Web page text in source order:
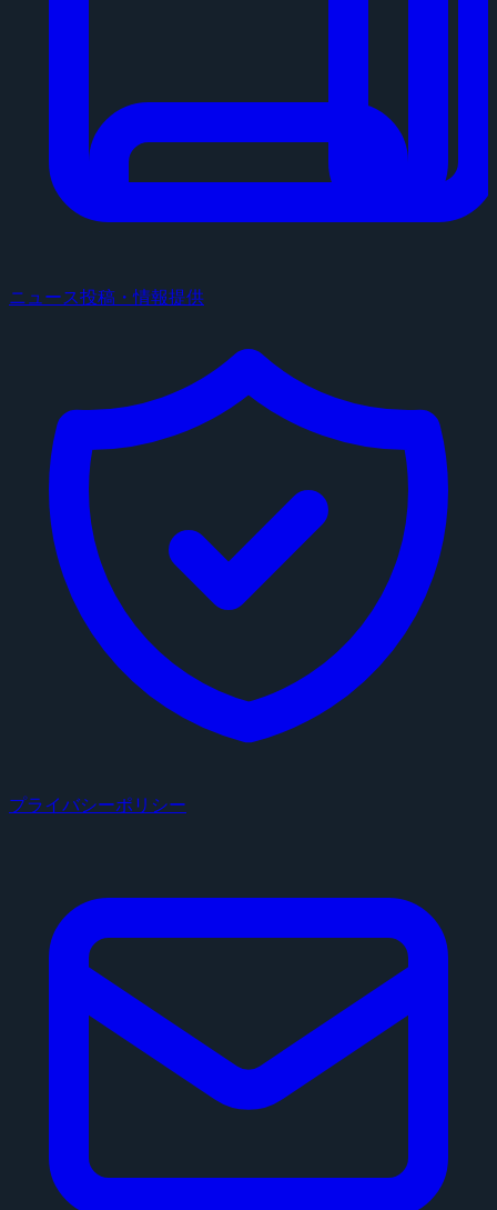
ニュース投稿・情報提供
プライバシーポリシー